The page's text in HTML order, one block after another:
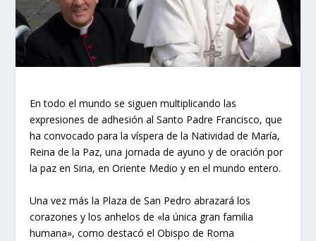
En todo el mundo se siguen multiplicando las
expresiones de adhesión al Santo Padre Francisco, que
ha convocado para la víspera de la Natividad de María,
Reina de la Paz, una jornada de ayuno y de oración por
la paz en Siria, en Oriente Medio y en el mundo entero.
Una vez más la Plaza de San Pedro abrazará los
corazones y los anhelos de «la única gran familia
humana», como destacó el Obispo de Roma